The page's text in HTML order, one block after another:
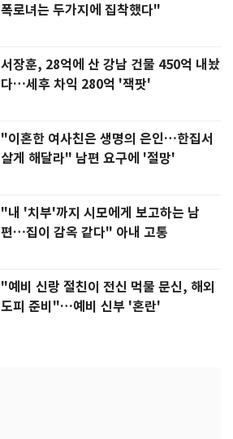
폭로녀는 두가지에 집착했다"
서장훈, 28억에 산 강남 건물 450억 내놨
다…세후 차익 280억 '잭팟'
"이혼한 여사친은 생명의 은인…한집서
살게 해달라" 남편 요구에 '절망'
"내 '치부'까지 시모에게 보고하는 남
편…집이 감옥 같다" 아내 고통
"예비 신랑 절친이 전신 먹물 문신, 해외
도피 준비"…예비 신부 '혼란'